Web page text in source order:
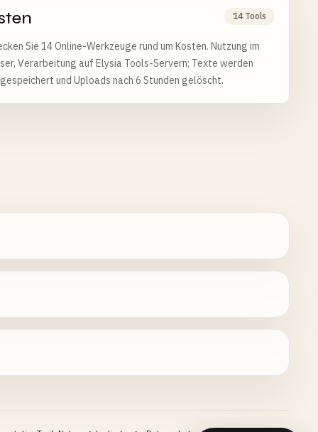
14 Tools
Sie 14 Online-Werkzeuge rund um Kosten. Nutzung im
Verarbeitung auf Elysia Tools-Servern; Texte werden
und Uploads nach 6 Stunden gelöscht.